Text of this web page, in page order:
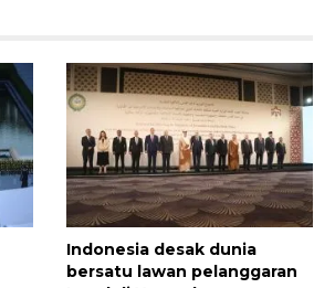
Indonesia desak dunia
bersatu lawan pelanggaran